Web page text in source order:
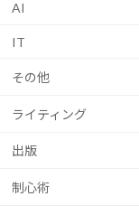
AI
IT
その他
ライティング
出版
制心術